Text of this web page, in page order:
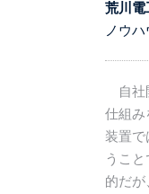
荒川
ノウ
自社
仕組
装置
うこ
的だ